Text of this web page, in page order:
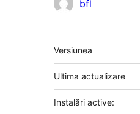
bfl
Meta
Versiunea
Ultima actualizare
Instalări active: